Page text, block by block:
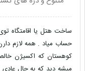
ساخت هتل یا اقامتگاه
حساب میاد . همه لازم
کوهستان که اکسیژن